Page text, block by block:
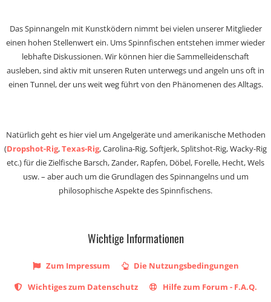
Das Spinnangeln mit Kunstködern nimmt bei vielen unserer Mitglieder
einen hohen Stellenwert ein. Ums Spinnfischen entstehen immer wieder
lebhafte Diskussionen. Wir können hier die Sammelleidenschaft
ausleben, sind aktiv mit unseren Ruten unterwegs und angeln uns oft in
einen Tunnel, der uns weit weg führt von den Phänomenen des Alltags.
Natürlich geht es hier viel um Angelgeräte und amerikanische Methoden
(Dropshot-Rig,Texas-Rig, Carolina-Rig, Softjerk, Splitshot-Rig, Wacky-Rig
etc.) für die Zielfische Barsch, Zander, Rapfen, Döbel, Forelle, Hecht, Wels
usw. – aber auch um die Grundlagen des Spinnangelns und um
philosophische Aspekte des Spinnfischens.
Wichtige Informationen
Zum Impressum
Die Nutzungsbedingungen
Wichtiges zum Datenschutz
Hilfe zum Forum - F.A.Q.